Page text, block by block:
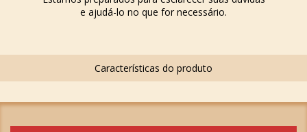
e ajudá-lo no que for necessário.